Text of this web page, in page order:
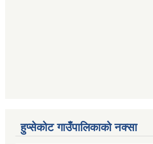
हुप्सेकोट गाउँपालिकाको नक्सा